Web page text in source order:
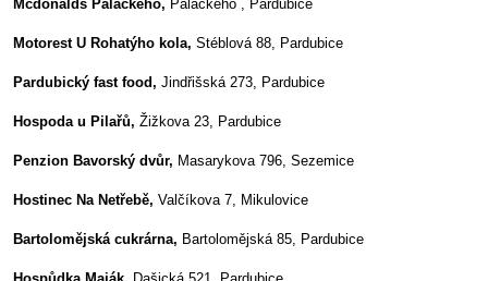
Mcdonalds Palackého, Palackého , Pardubice
Motorest U Rohatýho kola,Stéblová 88, Pardubice
Pardubický fast food,Jindřišská 273, Pardubice
Hospoda u Pilařů,Žižkova 23, Pardubice
Penzion Bavorský dvůr, Masarykova 796, Sezemice
Hostinec Na Netřebě,Valčíkova 7, Mikulovice
Bartolomějská cukrárna, Bartolomějská 85, Pardubice